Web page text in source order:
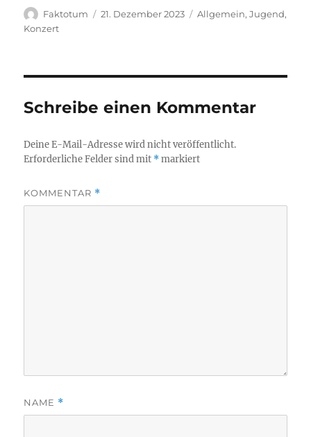
Autor
Faktotum
Veröffentlicht
21. Dezember 2023 Kategorien
Allgemein,Jugend,
Konzert
Schreibe einen Kommentar
Deine E-Mail-Adresse wird nicht veröffentlicht.
Erforderliche Felder sind mit *markiert
KOMMENTAR *
NAME *